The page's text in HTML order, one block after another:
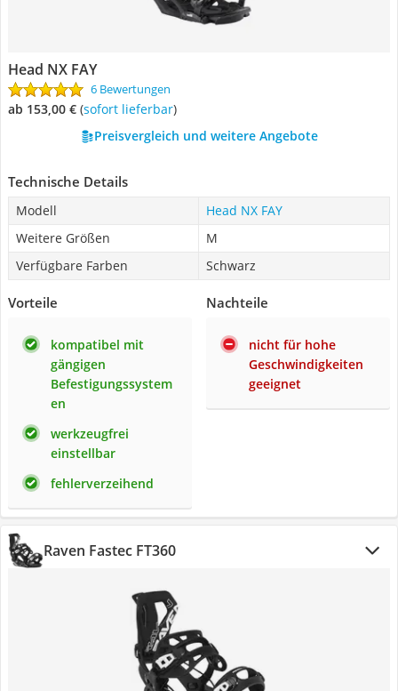
Head NX FAY
6 Bewertungen
ab 153,00 € ( Sofort lieferbar)
Preisvergleich und weitere Angebote
Technische Details
Modell
Head NX FAY
Weitere Größen
M
Verfügbare Farben
Schwarz
Vorteile
kompatibel mit
gängigen
Befestigungssystem
en
werkzeugfrei
einstellbar
fehlerverzeihend
Nachteile
nicht für hohe
Geschwindigkeiten
geeignet
Raven Fastec FT360